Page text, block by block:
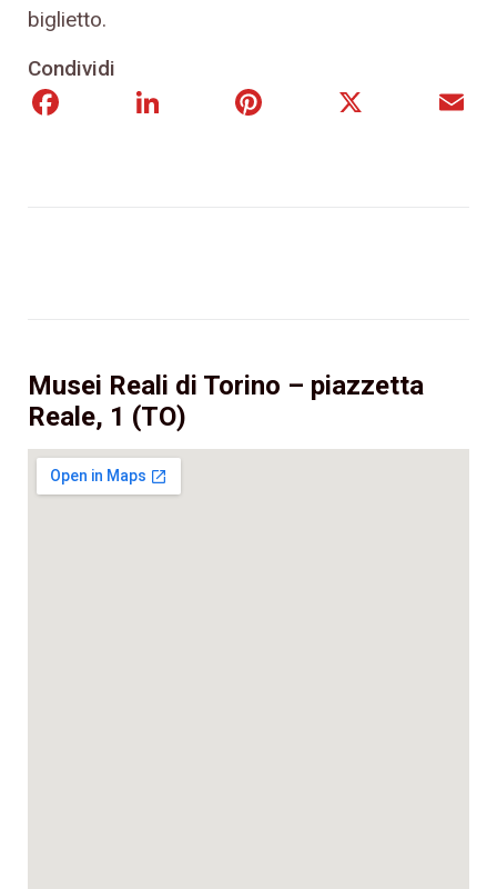
biglietto.
Condividi
FacebookLinkedIn Pinterest
Musei Reali di Torino – piazzetta
Reale, 1 (TO)